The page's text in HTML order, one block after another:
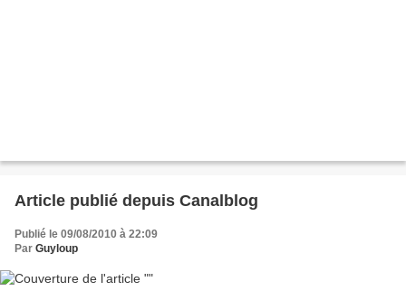
Article publié depuis Canalblog
Publié le 09/08/2010 à 22:09
Par Guyloup